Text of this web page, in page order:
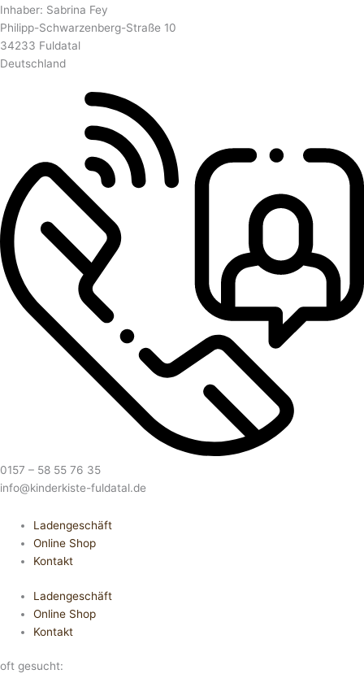
Inhaber: Sabrina Fey
Philipp-Schwarzenberg-Straße 10
34233 Fuldatal
Deutschland
0157 – 58 55 76 35
info@kinderkiste-fuldatal.de
Ladengeschäft
Online Shop
Kontakt
Ladengeschäft
Online Shop
Kontakt
oft gesucht: